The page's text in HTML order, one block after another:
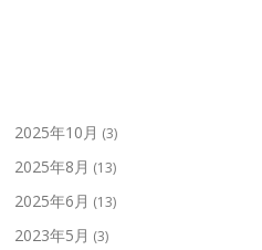
2025年10月 (3)
2025年8月 (13)
2025年6月 (13)
2023年5月 (3)